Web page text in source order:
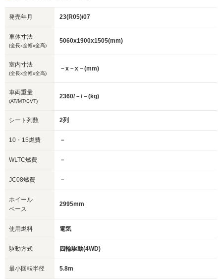
発売年月 23(R05)/07
車体寸法
(全長x全幅x全高)
5060x1900x1505(mm)
室内寸法
(全長x全幅x全高)
－x－x－(mm)
車両重量
(AT/MT/CVT)
2360/－/－(kg)
シート列数 2列
10・15燃費 －
WLTC燃費 －
JC08燃費 －
ホイール
ベース
2995mm
使用燃料 電気
駆動方式 四輪駆動(4WD)
最小回転半径 5.8m